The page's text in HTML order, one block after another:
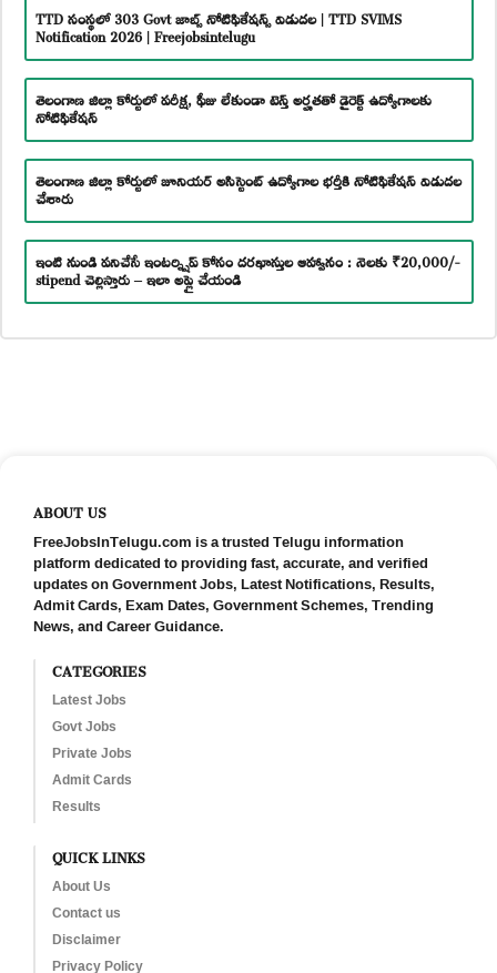
TTD సంస్థలో 303 Govt జాబ్స్ నోటిఫికేషన్స్ విడుదల | TTD SVIMS
Notification 2026 | Freejobsintelugu
తెలంగాణ జిల్లా కోర్టులో పరీక్ష, ఫీజు లేకుండా టెన్త్ అర్హతతో డైరెక్ట్ ఉద్యోగాలకు
నోటిఫికేషన్
తెలంగాణ జిల్లా కోర్టులో జూనియర్ అసిస్టెంట్ ఉద్యోగాల భర్తీకి నోటిఫికేషన్ విడుదల
చేశారు
ఇంటి నుండి పనిచేసే ఇంటర్న్షిప్ కోసం దరఖాస్తుల ఆహ్వానం : నెలకు ₹20,000/-
stipend చెల్లిస్తారు – ఇలా అప్లై చేయండి
ABOUT US
FreeJobsInTelugu.com is a trusted Telugu information
platform dedicated to providing fast, accurate, and verified
updates on Government Jobs, Latest Notifications, Results,
Admit Cards, Exam Dates, Government Schemes, Trending
News, and Career Guidance.
CATEGORIES
Latest Jobs
Govt Jobs
Private Jobs
Admit Cards
Results
QUICK LINKS
About Us
Contact us
Disclaimer
Privacy Policy